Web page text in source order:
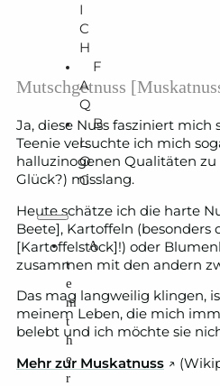
I
C
H
F
A
Q
B
L
O
G
A
t
e
m
t
h
e
r
Mutschgetnuss
Ja, diese Nuss fasziniert mich
Teenie versuchte ich mich
halluzinogenen Qualitäten
Glück?) misslang.
Heute schätze ich die harte
Beete], Kartoffeln (besonders
[Kartoffelstock]!) oder
zusammen mit den andern
Das mag langweilig klingen,
meinem Leben, die mich
belebt und ich möchte sie
Mehr zur Muskatnuss ↗️